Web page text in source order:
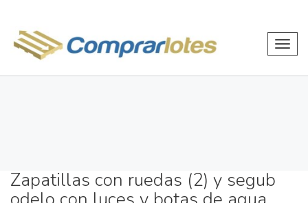
Zapatillas con ruedas (2) y segub